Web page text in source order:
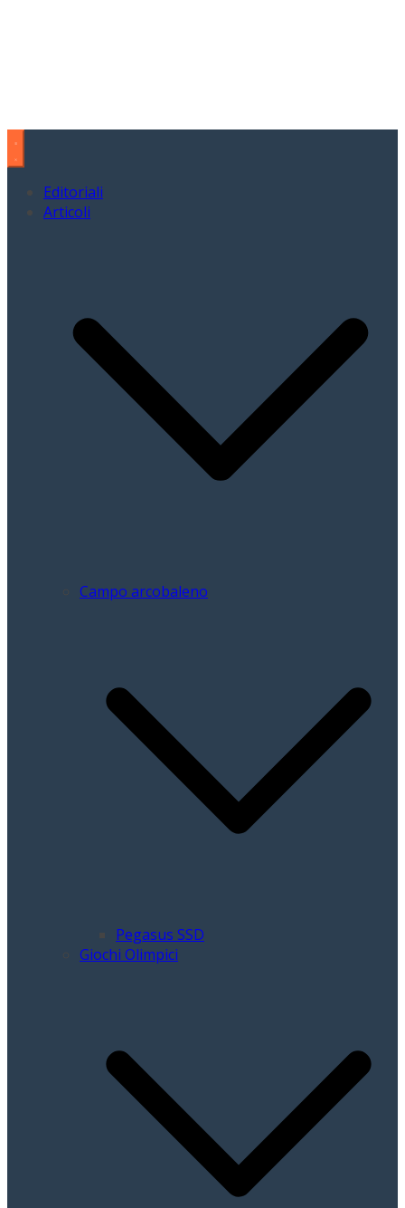
Editoriali
Articoli
Campo arcobaleno
Pegasus SSD
Giochi Olimpici